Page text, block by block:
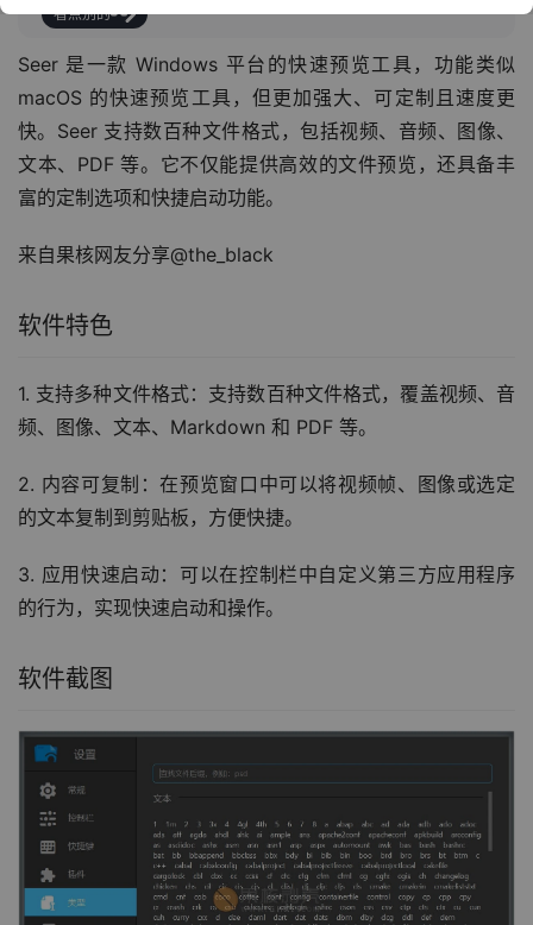
看点别的
Seer 是一款 Windows 平台的快速预览工具，功能类似
macOS 的快速预览工具，但更加强大、可定制且速度更
快。Seer 支持数百种文件格式，包括视频、音频、图像、
文本、PDF 等。它不仅能提供高效的文件预览，还具备丰
富的定制选项和快捷启动功能。
来自果核网友分享@the_black
软件特色
1. 支持多种文件格式：支持数百种文件格式，覆盖视频、音
频、图像、文本、Markdown 和 PDF 等。
2. 内容可复制：在预览窗口中可以将视频帧、图像或选定
的文本复制到剪贴板，方便快捷。
3. 应用快速启动：可以在控制栏中自定义第三方应用程序
的行为，实现快速启动和操作。
软件截图